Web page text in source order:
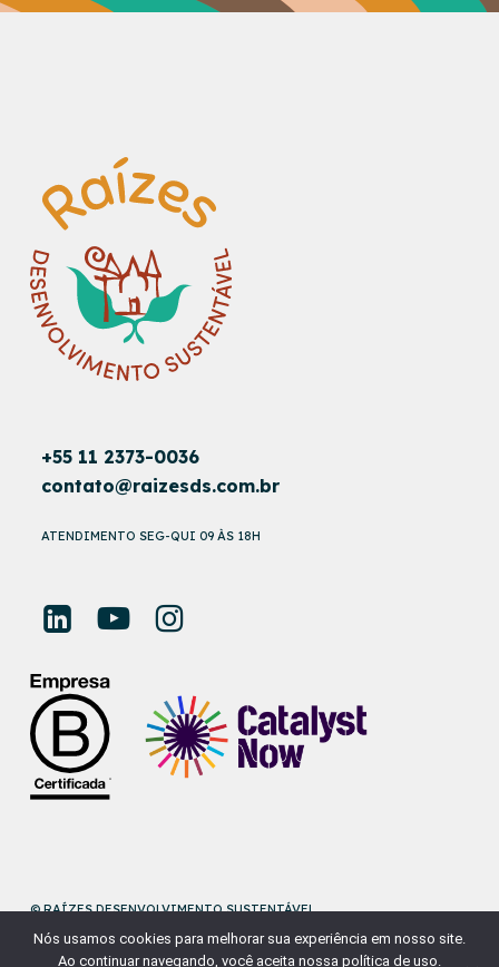
+55 11 2373-0036
contato@raizesds.com.br
ATENDIMENTO SEG-QUI 09 ÀS 18H
© RAÍZES DESENVOLVIMENTO SUSTENTÁVEL
DESENVOLVIDO PORNAÇÃODESIGN
Nós usamos cookies para melhorar sua experiência em nosso site.
Ao continuar navegando, você aceita nossa política de uso.